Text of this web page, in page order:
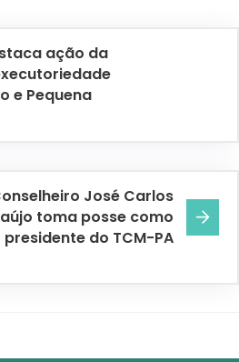
ação da
e Pequena
José Carlos
toma posse como
presidente do TCM-PA